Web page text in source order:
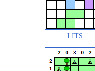
LITS